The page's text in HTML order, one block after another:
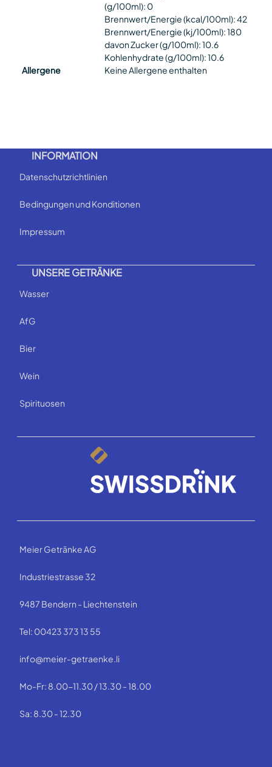
(g/100ml): 0
Brennwert/Energie (kcal/100ml): 42
Brennwert/Energie (kj/100ml): 180
davon Zucker (g/100ml): 10.6
Kohlenhydrate (g/100ml): 10.6
Allergene
Keine Allergene enthalten
INFORMATION
Datenschutzrichtlinien
Bedingungen und Konditionen
Impressum
UNSERE GETRÄNKE
Wasser
AfG
Bier
Wein
Spirituosen
Meier Getränke AG
Industriestrasse 32
9487 Bendern - Liechtenstein
Tel: 00423 373 13 55
info@meier-getraenke.li
Mo-Fr: 8.00-11.30 / 13.30 - 18.00
Sa: 8.30 - 12.30